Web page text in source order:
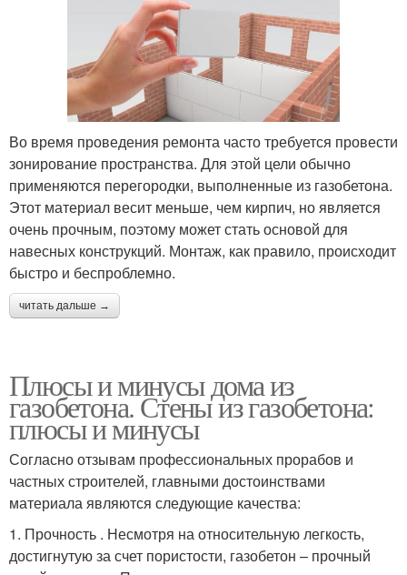
Во время проведения ремонта часто требуется провести
зонирование пространства. Для этой цели обычно
применяются перегородки, выполненные из газобетона.
Этот материал весит меньше, чем кирпич, но является
очень прочным, поэтому может стать основой для
навесных конструкций. Монтаж, как правило, происходит
быстро и беспроблемно.
читать дальше →
Плюсы и минусы дома из
газобетона. Стены из газобетона:
плюсы и минусы
Согласно отзывам профессиональных прорабов и
частных строителей, главными достоинствами
материала являются следующие качества:
1. Прочность . Несмотря на относительную легкость,
достигнутую за счет пористости, газобетон – прочный